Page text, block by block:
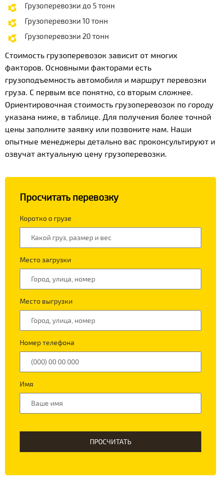
Грузоперевозки до 5 тонн
Грузоперевозки 10 тонн
Грузоперевозки 20 тонн
Стоимость грузоперевозок зависит от многих
факторов. Основными факторами есть
грузоподъемность автомобиля и маршрут перевозки
груза. С первым все понятно, со вторым сложнее.
Ориентировочная стоимость грузоперевозок по городу
указана ниже, в таблице. Для получения более точной
цены заполните заявку или позвоните нам. Наши
опытные менеджеры детально вас проконсультируют и
озвучат актуальную цену грузоперевозки.
Просчитать перевозку
Коротко о грузе
Место загрузки
Место выгрузки
Номер телефона
Имя
ПРОСЧИТАТЬ